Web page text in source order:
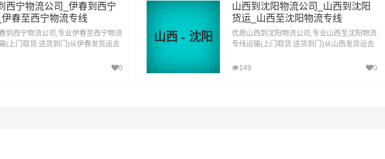
台优势
开福区,雨花区,望城区,长沙县,浏阳,宁乡等地具有优势的物流网络资源，依靠璧泉街道,青杠街
配送，产品物流，项目物流，并提供上门取货，送货到门，货物打包，门到门运输等物流相
西宁物流公司_伊春到西宁
春至西宁物流专线
到西宁物流公司,专业伊春至西宁物流
(上门取货 送货到门)从伊春发货运去
流
0
山西 - 沈阳
山西到沈阳物流公司_山西到沈阳
货运_山西至沈阳物流专线
优质山西到沈阳物流公司,专业山西至沈阳物流
专线运输(上门取货 送货到门)从山西发货运去
达专线物流
149 0